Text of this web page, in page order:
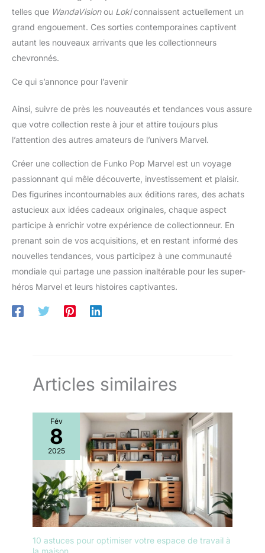
telles que WandaVisionou Lokiconnaissent actuellement un
grand engouement. Ces sorties contemporaines captivent
autant les nouveaux arrivants que les collectionneurs
chevronnés.
Ce qui s’annonce pour l’avenir
Ainsi, suivre de près les nouveautés et tendances vous assure
que votre collection reste à jour et attire toujours plus
l’attention des autres amateurs de l’univers Marvel.
Créer une collection de Funko Pop Marvel est un voyage
passionnant qui mêle découverte, investissement et plaisir.
Des figurines incontournables aux éditions rares, des achats
astucieux aux idées cadeaux originales, chaque aspect
participe à enrichir votre expérience de collectionneur. En
prenant soin de vos acquisitions, et en restant informé des
nouvelles tendances, vous participez à une communauté
mondiale qui partage une passion inaltérable pour les super-
héros Marvel et leurs histoires captivantes.
Articles similaires
Fév
8
2025
10 astuces pour optimiser votre espace de travail à
la maison